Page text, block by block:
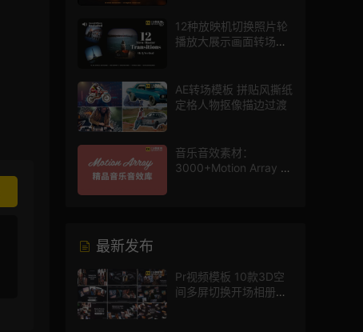
12种放映机切换照片轮
播放大展示画面转场动
AE转场模板 拼贴风撕纸
定格人物抠像描边过渡
音乐音效素材：
3000+Motion Array 影
最新发布
Pr视频模板 10款3D空
间多屏切换开场相册视